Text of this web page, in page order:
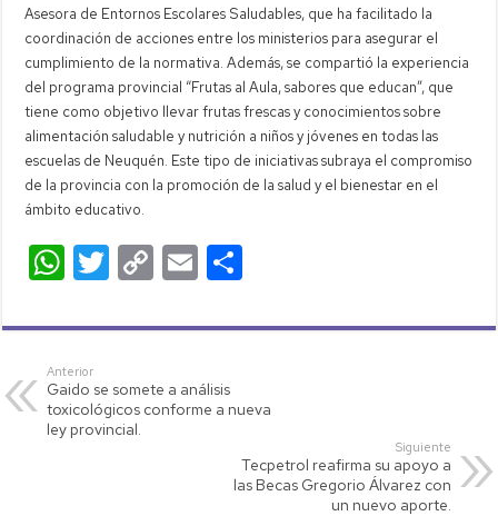
Asesora de Entornos Escolares Saludables, que ha facilitado la
coordinación de acciones entre los ministerios para asegurar el
cumplimiento de la normativa. Además, se compartió la experiencia
del programa provincial “Frutas al Aula, sabores que educan”, que
tiene como objetivo llevar frutas frescas y conocimientos sobre
alimentación saludable y nutrición a niños y jóvenes en todas las
escuelas de Neuquén. Este tipo de iniciativas subraya el compromiso
de la provincia con la promoción de la salud y el bienestar en el
ámbito educativo.
W
at
s
A
p
T
tt
C
p
Li
E
ail m
ar
Anterior
Gaido se somete a análisis
toxicológicos conforme a nueva
ley provincial.
Siguiente
Tecpetrol reafirma su apoyo a
las Becas Gregorio Álvarez con
un nuevo aporte.